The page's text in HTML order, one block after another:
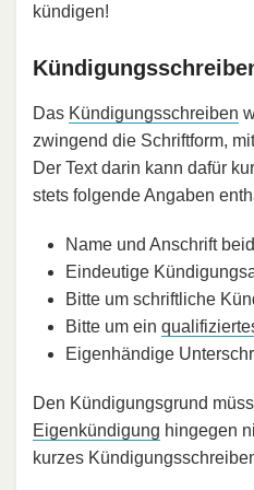
kündigen!
Das Kündigungsschreiben
zwingend die Schriftform,
Der Text darin kann dafür
stets folgende Angaben
Name und Anschrift
Eindeutige
Bitte um schriftliche
Bitte um ein
Eigenhändige
Den Kündigungsgrund
Eigenkündigung hingegen
kurzes